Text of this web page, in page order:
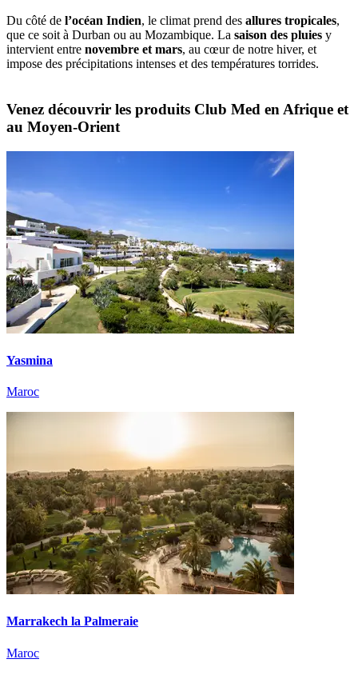
Du côté de l’océan Indien, le climat prend des allures tropicales,
que ce soit à Durban ou au Mozambique. La saison des pluies y
intervient entre novembre et mars, au cœur de notre hiver, et
impose des précipitations intenses et des températures torrides.
Venez découvrir les produits Club Med en Afrique et
au Moyen-Orient
Yasmina
Maroc
Marrakech la Palmeraie
Maroc